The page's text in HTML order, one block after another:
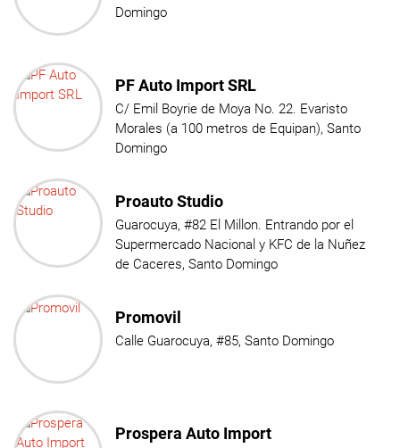
Domingo
PF Auto Import SRL
C/ Emil Boyrie de Moya No. 22. Evaristo
Morales (a 100 metros de Equipan), Santo
Domingo
Proauto Studio
Guarocuya, #82 El Millon. Entrando por el
Supermercado Nacional y KFC de la Nuñez
de Caceres, Santo Domingo
Promovil
Calle Guarocuya, #85, Santo Domingo
Prospera Auto Import